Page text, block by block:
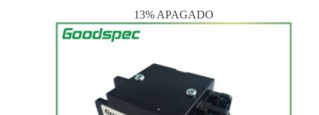
13% APAGADO